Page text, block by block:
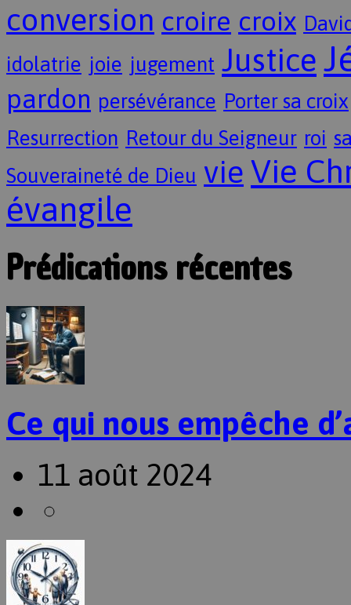
conversion croire croix
idolatrie joie jugement Justice
pardon persévérance Porter sa croix
Resurrection Retour du Seigneur roi
Souveraineté de Dieu vie Vie
évangile
Prédications récentes
Ce qui nous empêche
11 août 2024